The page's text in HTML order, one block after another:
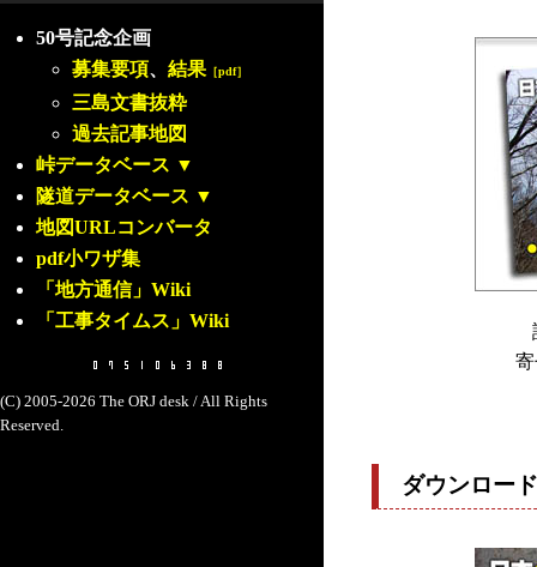
50号記念企画
募集要項、 結果 ［pdf］
三島文書抜粋
過去記事地図
峠データベース ▼
隧道データベース ▼
地図URLコンバータ
pdf小ワザ集
「地方通信」Wiki
「工事タイムス」Wiki
(C) 2005-2026 The ORJ desk / All Rights
Reserved.
ダウンロー